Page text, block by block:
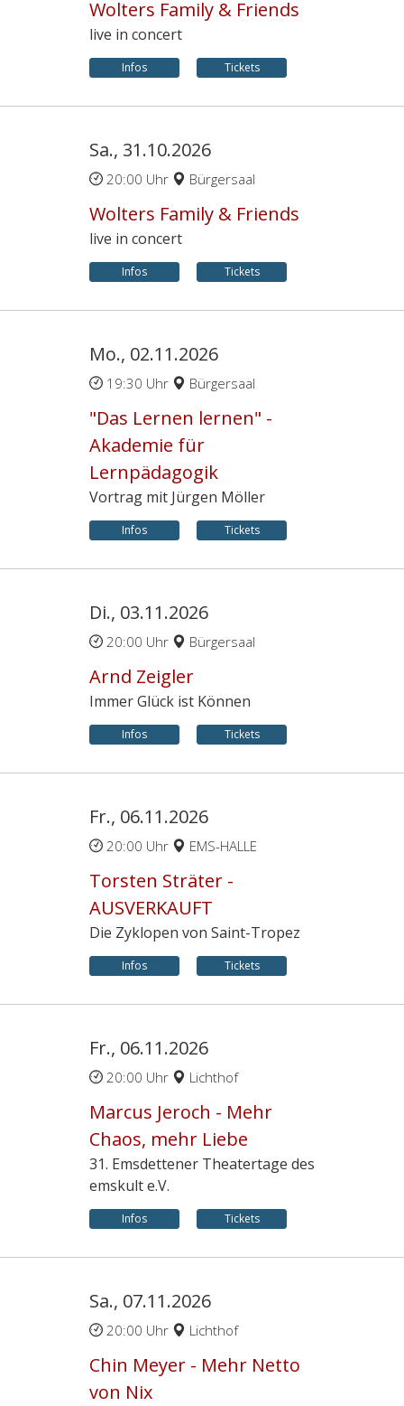
Wolters Family & Friends
live in concert
Infos Tickets
Sa., 31.10.2026
20:00 Uhr Bürgersaal
Wolters Family & Friends
live in concert
Infos Tickets
Mo., 02.11.2026
19:30 Uhr Bürgersaal
"Das Lernen lernen" -
Akademie für
Lernpädagogik
Vortrag mit Jürgen Möller
Infos Tickets
Di., 03.11.2026
20:00 Uhr Bürgersaal
Arnd Zeigler
Immer Glück ist Können
Infos Tickets
Fr., 06.11.2026
20:00 Uhr EMS-HALLE
Torsten Sträter -
AUSVERKAUFT
Die Zyklopen von Saint-Tropez
Infos Tickets
Fr., 06.11.2026
20:00 Uhr Lichthof
Marcus Jeroch - Mehr
Chaos, mehr Liebe
31. Emsdettener Theatertage des
emskult e.V.
Infos Tickets
Sa., 07.11.2026
20:00 Uhr Lichthof
Chin Meyer - Mehr Netto
von Nix